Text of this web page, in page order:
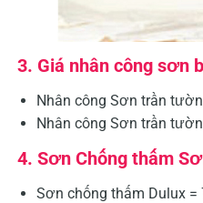
3. Giá nhân công sơn
Nhân công Sơn trần
Nhân công Sơn trần
4. Sơn Chống thấm
Sơn chống thấm Dulux